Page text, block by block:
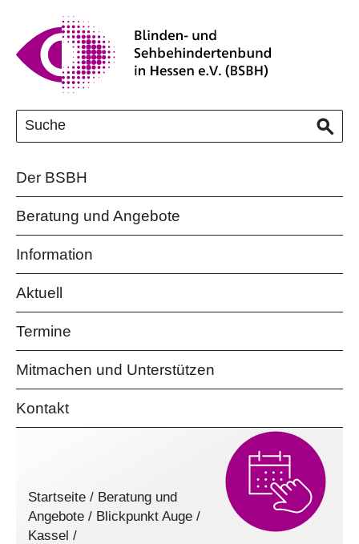
Der BSBH
Beratung und Angebote
Information
Aktuell
Termine
Mitmachen und Unterstützen
Kontakt
Startseite / Beratung und
Angebote / Blickpunkt Auge /
Kassel /